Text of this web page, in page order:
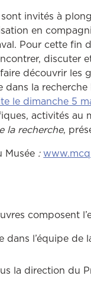
invités à
en
Pour cette fin
discuter
découvrir les
la
le dimanche 5
activités au
la recherche,
Musée :
composent
l’équipe de
la direction du